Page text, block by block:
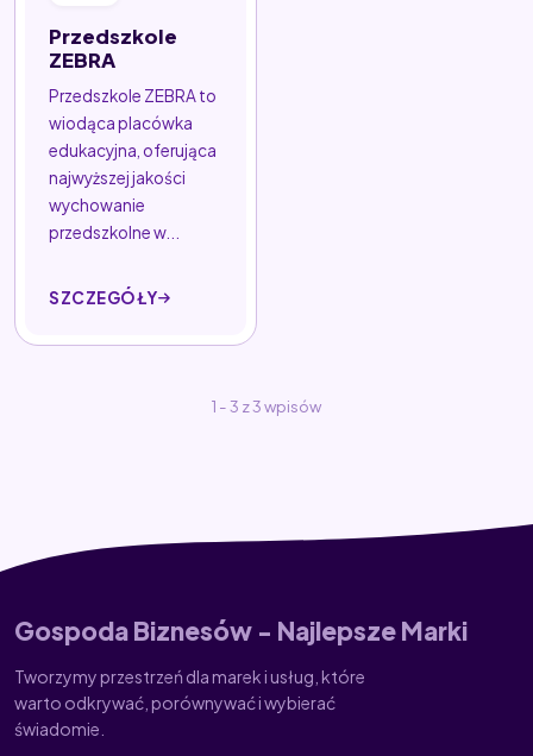
Przedszkole
ZEBRA
Przedszkole ZEBRA to
wiodąca placówka
edukacyjna, oferująca
najwyższej jakości
wychowanie
przedszkolne w...
SZCZEGÓŁY
1 - 3 z 3 wpisów
Gospoda Biznesów - Najlepsze Marki
Tworzymy przestrzeń dla marek i usług, które
warto odkrywać, porównywać i wybierać
świadomie.